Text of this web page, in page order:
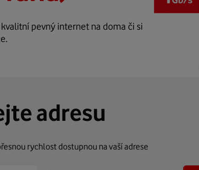
pevný internet na doma či si
adresu
rychlost dostupnou na vaší adrese